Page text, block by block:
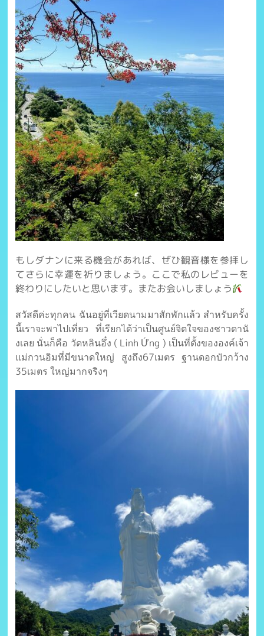
もしダナンに来る機会があれば、ぜひ観音様を参拝し
てさらに幸運を祈りましょう。ここで私のレビューを
終わりにしたいと思います。またお会いしましょう
สวัสดีค่ะทุกคน ฉันอยู่ที่เวียดนามมาสักพักแล้ว สำหรับครั้ง
นี้เราจะพาไปเที่ยว ที่เรียกได้ว่าเป็นศูนย์จิตใจของชาวดานั
งเลย นั่นก็คือ วัดหลินอึ๋ง ( Linh Ứng ) เป็นที่ตั้งขององค์เจ้า
แม่กวนอิมที่มีขนาดใหญ่ สูงถึง67เมตร ฐานดอกบัวกว้าง
35เมตร ใหญ่มากจริงๆ